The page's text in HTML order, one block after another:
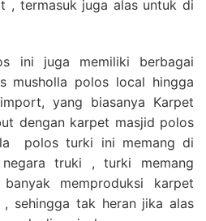
, termasuk juga alas untuk di
ini juga memiliki berbagai
musholla polos local hingga
yang biasanya Karpet
dengan karpet masjid polos
polos turki ini memang di
truki , turki memang
memproduksi karpet
sehingga tak heran jika alas